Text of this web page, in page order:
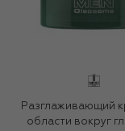
Разглаживающий
области вокруг